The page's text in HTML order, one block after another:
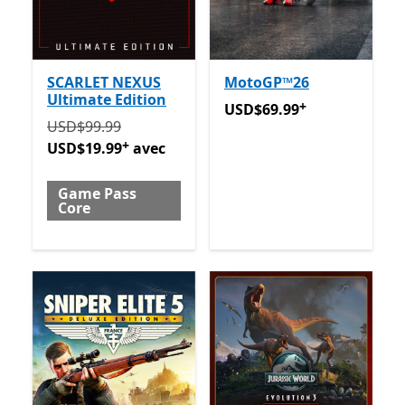
SCARLET NEXUS
Ultimate Edition
Initialement USD$99.99 maintenant USD$19.99 avec
USD$99.99
USD$19.99+ avec
Game Pass
Core
MotoGP™26
USD$69.99Avec des
USD$69.99+